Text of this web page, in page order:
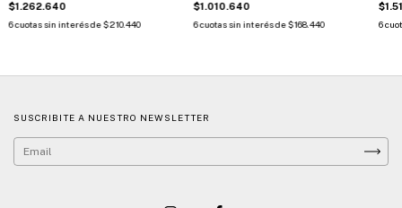
$1.262.640
6cuotas sin interés de$210.440
$1.010.640
6cuotas sin interés de$168.440
6
SUSCRIBITE A NUESTRO NEWSLETTER